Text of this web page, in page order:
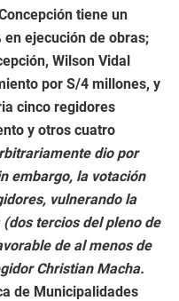
tiene un
ejecución de obras;
Wilson Vidal
por S/4 millones, y
cinco regidores
y otros cuatro
dio por
embargo, la votación
vulnerando la
tercios del pleno de
de al menos de
Christian Macha.
de Municipalidades